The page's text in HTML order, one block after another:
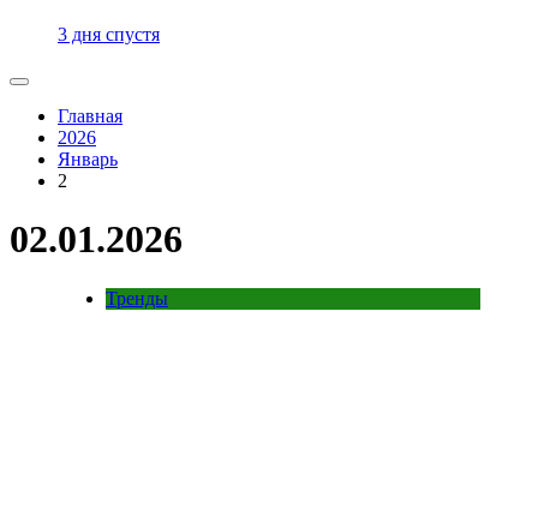
3 дня спустя
Главная
2026
Январь
2
02.01.2026
Тренды